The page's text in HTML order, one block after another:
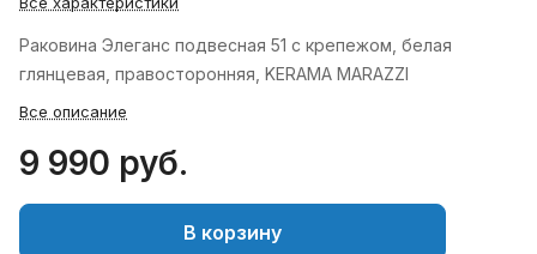
Раковина Элеганс подвесная 51 с крепежом, белая
глянцевая, правосторонняя, KERAMA MARAZZI
Все описание
9 990 руб.
В корзину